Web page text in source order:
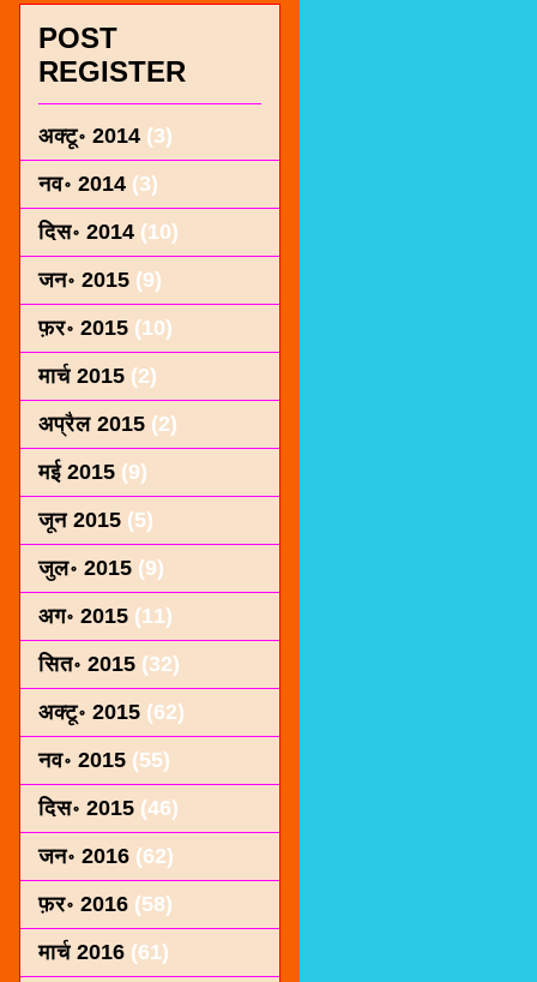
POST
REGISTER
अक्टू॰ 2014 (3)
नव॰ 2014 (3)
दिस॰ 2014 (10)
जन॰ 2015 (9)
फ़र॰ 2015 (10)
मार्च 2015 (2)
अप्रैल 2015 (2)
मई 2015 (9)
जून 2015 (5)
जुल॰ 2015 (9)
अग॰ 2015 (11)
सित॰ 2015 (32)
अक्टू॰ 2015 (62)
नव॰ 2015 (55)
दिस॰ 2015 (46)
जन॰ 2016 (62)
फ़र॰ 2016 (58)
मार्च 2016 (61)